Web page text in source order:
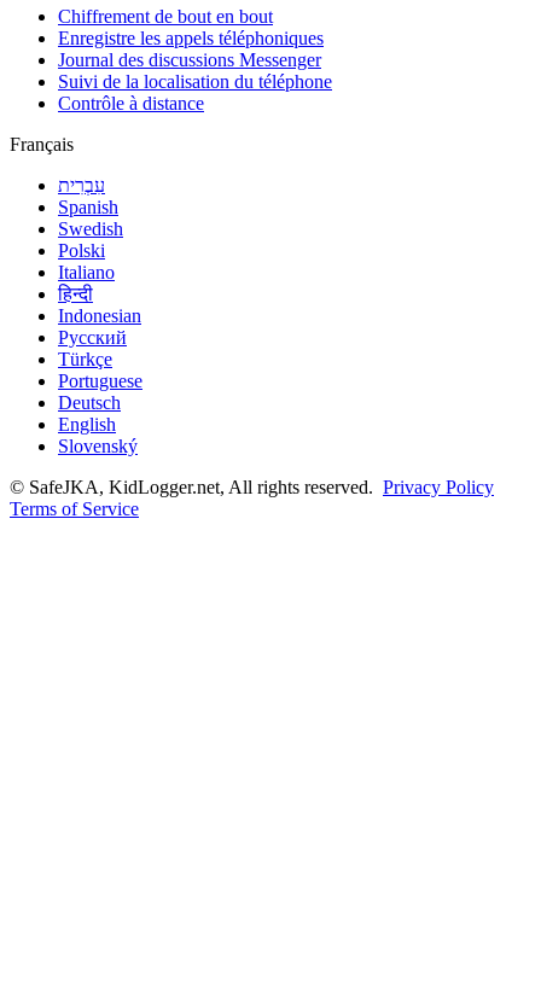
Chiffrement de bout en bout
Enregistre les appels téléphoniques
Journal des discussions Messenger
Suivi de la localisation du téléphone
Contrôle à distance
Français
עִבְרִית
Spanish
Swedish
Polski
Italiano
हिन्दी
Indonesian
Русский
Türkçe
Portuguese
Deutsch
English
Slovenský
© SafeJKA, KidLogger.net, All rights reserved. Privacy Policy
Terms of Service